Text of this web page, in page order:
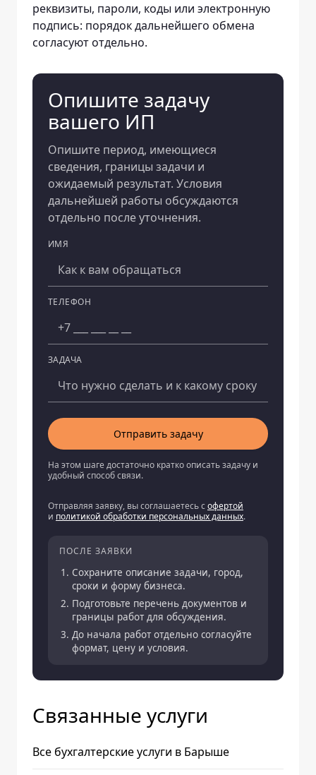
реквизиты, пароли, коды или электронную
подпись: порядок дальнейшего обмена
согласуют отдельно.
Опишите задачу
вашего ИП
Опишите период, имеющиеся
сведения, границы задачи и
ожидаемый результат. Условия
дальнейшей работы обсуждаются
отдельно после уточнения.
ИМЯ
ТЕЛЕФОН
ЗАДАЧА
Компания
Отправить задачу
На этом шаге достаточно кратко описать задачу и
удобный способ связи.
Отправляя заявку, вы соглашаетесь софертой
и политикой обработки персональных данных.
ПОСЛЕ ЗАЯВКИ
Сохраните описание задачи, город,
сроки и форму бизнеса.
Подготовьте перечень документов и
границы работ для обсуждения.
До начала работ отдельно согласуйте
формат, цену и условия.
Связанные услуги
Все бухгалтерские услуги в Барыше